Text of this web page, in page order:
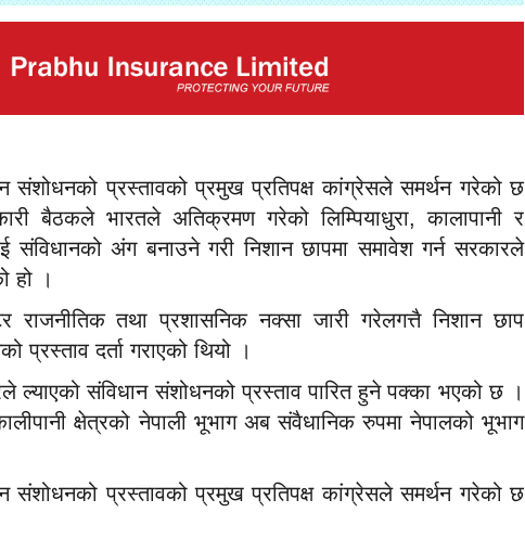
संशोधनको प्रस्तावको प्रमुख प्रतिपक्ष कांग्रेसले समर्थन गरेको छ
बैठकले भारतले अतिक्रमण गरेको लिम्पियाधुरा, कालापानी र
संविधानको अंग बनाउने गरी निशान छापमा समावेश गर्न सरकारले
हो ।
तथा प्रशासनिक नक्सा जारी गरेलगत्तै निशान छाप
प्रस्ताव दर्ता गराएको थियो ।
ल्याएको संविधान संशोधनको प्रस्ताव पारित हुने पक्का भएको छ ।
क्षेत्रको नेपाली भूभाग अब संवैधानिक रुपमा नेपालको भूभाग
संशोधनको प्रस्तावको प्रमुख प्रतिपक्ष कांग्रेसले समर्थन गरेको छ